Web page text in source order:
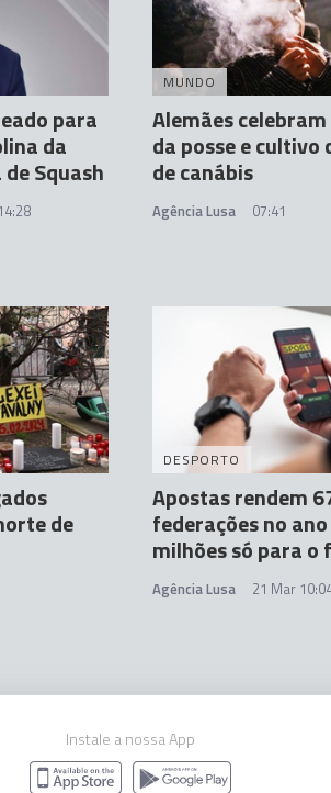
para
da
Squash
MUNDO
Alemães
da posse e
de canábis
Agência Lusa 07:41
de
DESPORTO
Apostas rendem
federações no
milhões só para o
Agência Lusa 21 Mar
Instale a nossa App